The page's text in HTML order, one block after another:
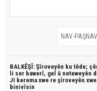
BALKÊŞÎ: Şîroveyên ku têde;
li ser bawerî, gel û neteweyên
JI kerema xwe re şîroveyên
binivîsin